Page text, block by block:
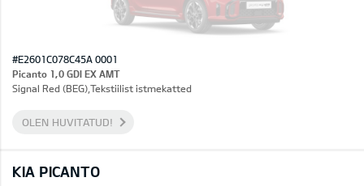
#E2601C078C45A 0001
Picanto 1,0 GDI EX AMT
Signal Red (BEG),Tekstiilist istmekatted
OLEN HUVITATUD!
KIA PICANTO